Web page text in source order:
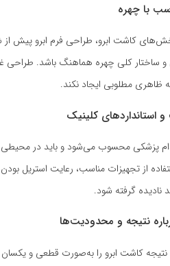
با چهره
کاشت ابرو، طراحی فرم ابرو پیش از
و ساختار کلی چهره هماهنگ باشد. طراحی
ظاهری مطلوبی ایجاد نکند.
استانداردهای کلینیک
پزشکی محسوب می‌شود و باید در محیطی
از تجهیزات مناسب، رعایت استریل بودن
نادیده گرفته شود.
نتیجه و محدودیت‌ها
نتیجه کاشت ابرو را به‌صورت قطعی و